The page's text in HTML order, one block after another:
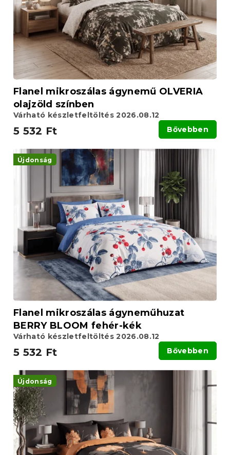
e
k
Flanel mikroszálas ágynemű OLVERIA
olajzöld színben
Várható készletfeltöltés 2026.08.12
5 532 Ft Bővebben
Újdonság
Flanel mikroszálas ágyneműhuzat
BERRY BLOOM fehér-kék
Várható készletfeltöltés 2026.08.12
5 532 Ft Bővebben
Újdonság